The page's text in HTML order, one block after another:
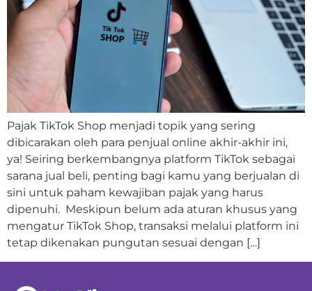
Pajak TikTok Shop menjadi topik yang sering
dibicarakan oleh para penjual online akhir-akhir ini,
ya! Seiring berkembangnya platform TikTok sebagai
sarana jual beli, penting bagi kamu yang berjualan di
sini untuk paham kewajiban pajak yang harus
dipenuhi. Meskipun belum ada aturan khusus yang
mengatur TikTok Shop, transaksi melalui platform ini
tetap dikenakan pungutan sesuai dengan […]